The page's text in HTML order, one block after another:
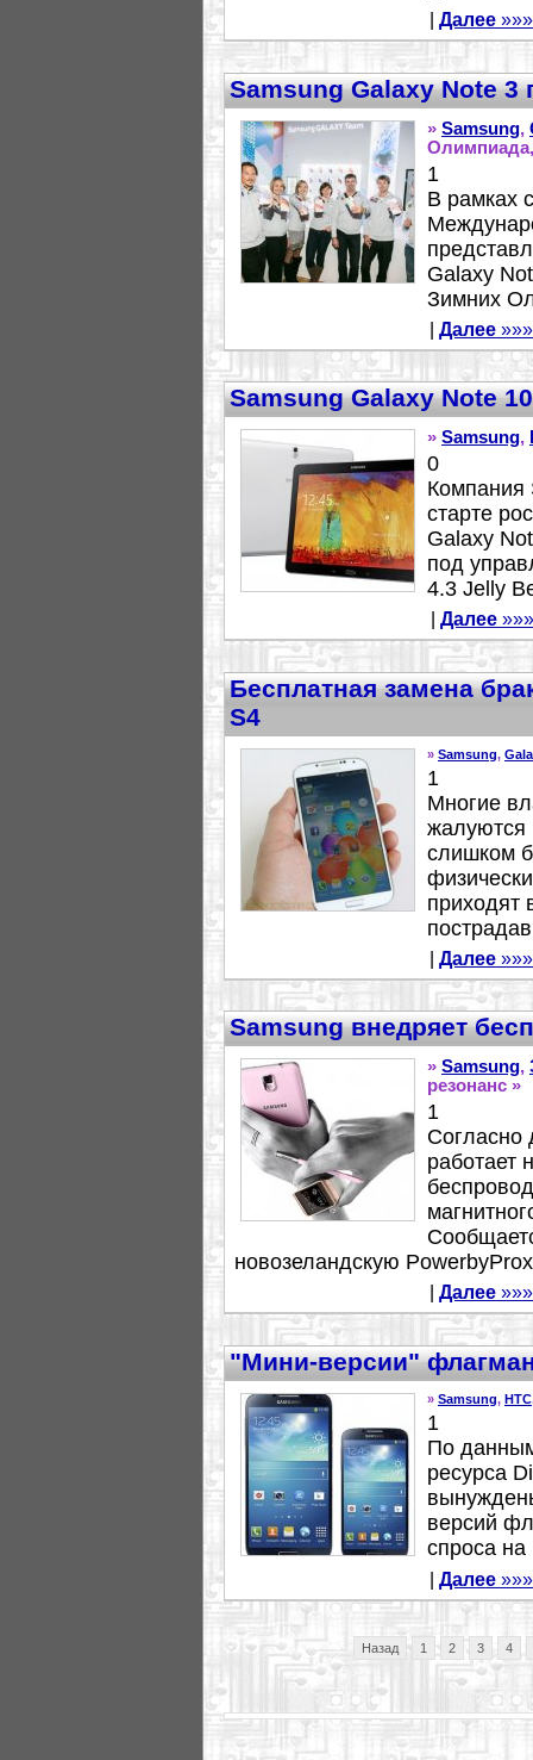
Далее »»»
Samsung Galaxy Note
» Samsung,
1
В рамках
Galaxy
Зимних
Далее »»»
Samsung Galaxy Note
» Samsung,
0
Компания
старте
Galaxy
под
4.3 Jelly
Далее »»»
Бесплатная замена
S4
» Samsung,
1
Многие
жалуются
слишком
приходят
Далее »»»
Samsung внедряет
» Samsung,
резонанс »
1
Согласно
работает
новозеландскую
Далее »»»
"Мини-версии"
» Samsung, HTC
1
По
ресурса
версий
спроса
Далее »»»
Назад 1 2 3 4